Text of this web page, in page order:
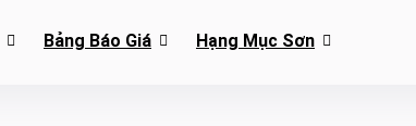
Bảng Báo Giá Hạng Mục Sơn